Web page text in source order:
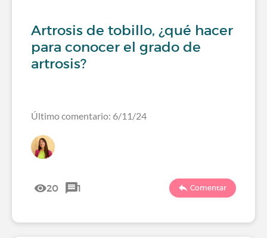
Artrosis de tobillo, ¿qué hacer
para conocer el grado de
artrosis?
Último comentario: 6/11/24
20 1 Comentar